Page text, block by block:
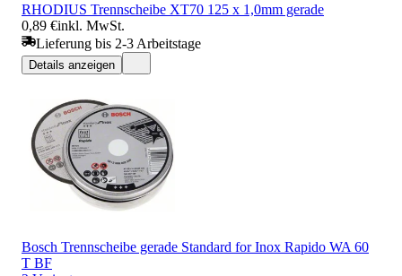
RHODIUS Trennscheibe XT70 125 x 1,0mm gerade
0,89 €inkl. MwSt.
Lieferung bis 2-3 Arbeitstage
Details anzeigen
Bosch Trennscheibe gerade Standard for Inox Rapido WA 60
T BF